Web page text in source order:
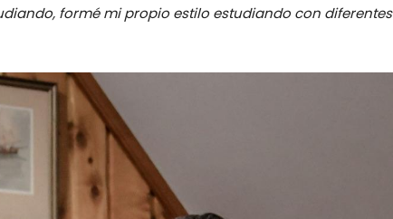
formé mi propio estilo estudiando con diferentes